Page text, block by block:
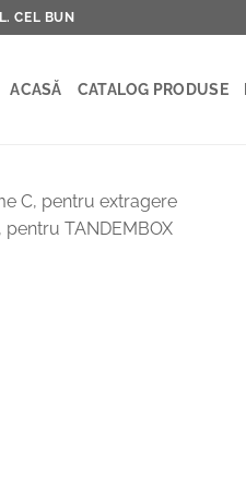
CEL BUN
ACASĂ CATALOG PRODUSE